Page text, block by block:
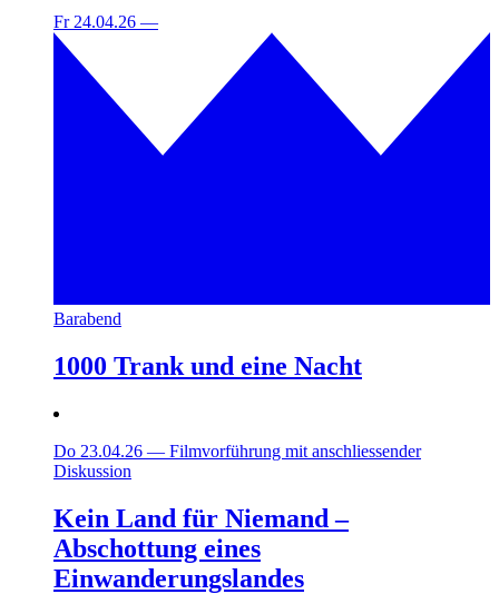
Fr 24.04.26 —
Barabend
1000 Trank und eine Nacht
Do 23.04.26 — Filmvorführung mit anschliessender
Diskussion
Kein Land für Niemand –
Abschottung eines
Einwanderungslandes